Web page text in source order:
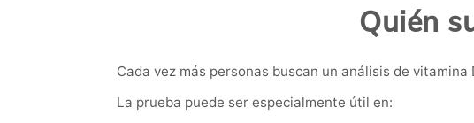
Quién
Cada vez más personas buscan un análisis de
La prueba puede ser especialmente útil en: